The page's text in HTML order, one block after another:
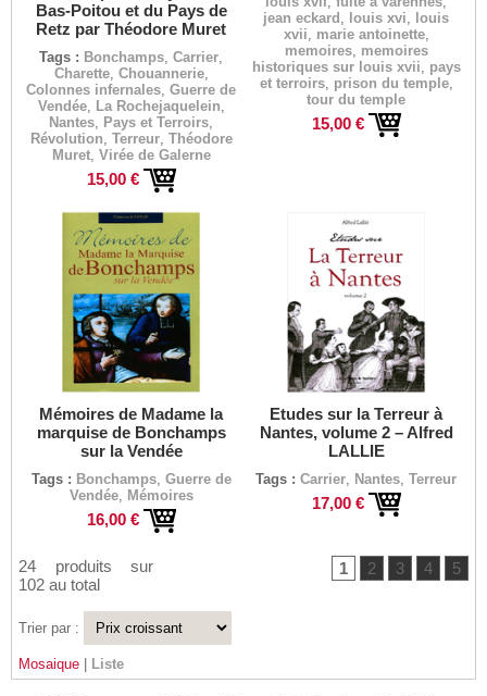
Bas-Poitou et du Pays de
Retz par Théodore Muret
Tags : Bonchamps, Carrier,
Charette, Chouannerie,
Colonnes infernales, Guerre de
Vendée, La Rochejaquelein,
Nantes, Pays et Terroirs,
Révolution, Terreur, Théodore
Muret, Virée de Galerne
15,00 €
jean eckard , louis xvi, louis
xvii, marie antoinette,
memoires, memoires
historiques sur louis xvii, pays
et terroirs, prison du temple,
tour du temple
15,00 €
Mémoires de Madame la
marquise de Bonchamps
sur la Vendée
Tags : Bonchamps, Guerre de
Vendée, Mémoires
16,00 €
Etudes sur la Terreur à
Nantes, volume 2 – Alfred
LALLIE
Tags : Carrier, Nantes, Terreur
17,00 €
1 2 3 4 5
24 produits sur
102 au total
Trier par :
Mosaique Liste